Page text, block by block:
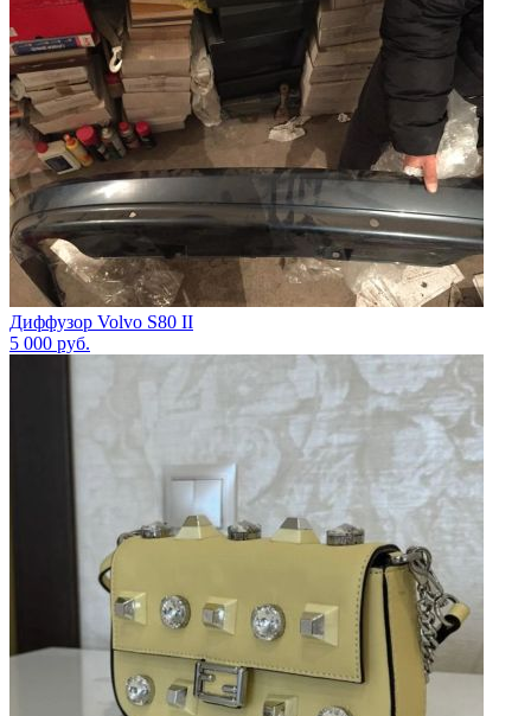
Диффузор Volvo S80 II
5 000 руб.